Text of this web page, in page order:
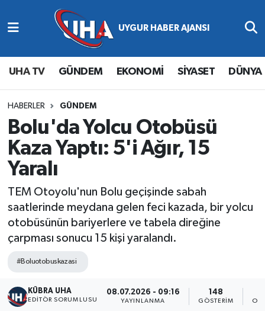
UHA TV GÜNDEM EKONOMİ SİYASET DÜNYA
HABERLER GÜNDEM
Bolu'da Yolcu Otobüsü
Kaza Yaptı: 5'i Ağır, 15
Yaralı
TEM Otoyolu'nun Bolu geçişinde sabah
saatlerinde meydana gelen feci kazada, bir yolcu
otobüsünün bariyerlere ve tabela direğine
çarpması sonucu 15 kişi yaralandı.
#Boluotobuskazasi
KÜBRA UHA
EDİTÖR SORUMLUSU
08.07.2026 - 09:16
YAYINLANMA
148
GÖSTERIM
Abone Ol
Gündem
Ekonomi
Magazin
Siyaset
Spor
Yaşam
Nöbetçi Eczaneler
Hava Durumu
Namaz Vakitleri
Trafik Durumu
Süper Lig Puan Durumu ve Fikstür
Tüm Manşetler
Son Dakika Haberleri
Haber Arşivi